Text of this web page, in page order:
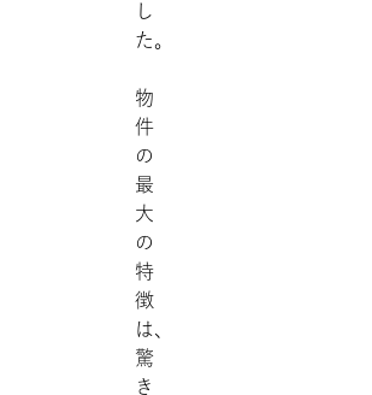
し
た。
物
件
の
最
大
の
特
徴
は、
驚
き